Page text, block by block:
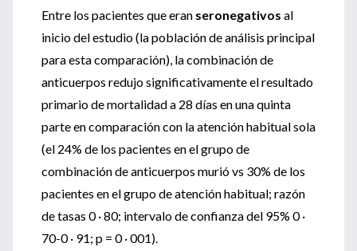
Entre los pacientes que eran seronegativos al
inicio del estudio (la población de análisis principal
para esta comparación), la combinación de
anticuerpos redujo significativamente el resultado
primario de mortalidad a 28 días en una quinta
parte en comparación con la atención habitual sola
(el 24% de los pacientes en el grupo de
combinación de anticuerpos murió vs 30% de los
pacientes en el grupo de atención habitual; razón
de tasas 0 · 80; intervalo de confianza del 95% 0 ·
70-0 · 91; p = 0 · 001).